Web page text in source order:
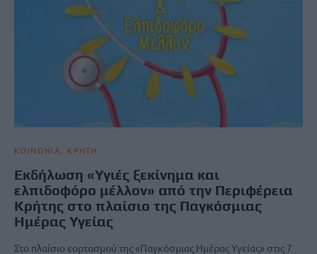
ΚΟΙΝΩΝΙΑ ΚΡΗΤΗ
Εκδήλωση «Υγιές ξεκίνημα και
ελπιδοφόρο μέλλον» από την Περιφέρεια
Κρήτης στο πλαίσιο της Παγκόσμιας
Ημέρας Υγείας
Στο πλαίσιο εορτασμού της «Παγκόσμιας Ημέρας Υγείας» στις 7